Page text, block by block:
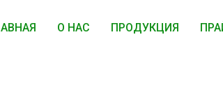
О НАС ПРОДУКЦИЯ